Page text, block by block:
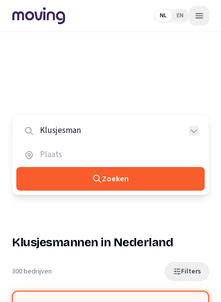
NL EN
Zoeken
Klusjesmannen in Nederland
300 bedrijven Filters